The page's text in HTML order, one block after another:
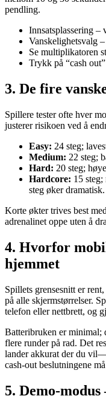
pendling.
Innsatsplassering –
Vanskelighetsvalg
Se multiplikatoren
Trykk på “cash
3. De fire
Spillere tester ofte hver
justerer risikoen ved å
Easy: 24 steg;
Medium: 22 steg;
Hard: 20 steg;
Hardcore: 15
steg øker dramatisk.
Korte økter trives best
adrenalinet oppe uten å
4. Hvorfor
hjemmet
Spillets grensesnitt er
på alle skjermstørrelser.
telefon eller nettbrett, og
Batteribruken er minimal;
flere runder på rad. Det
lander akkurat der du
cash‑out beslutningene
5. Demo-